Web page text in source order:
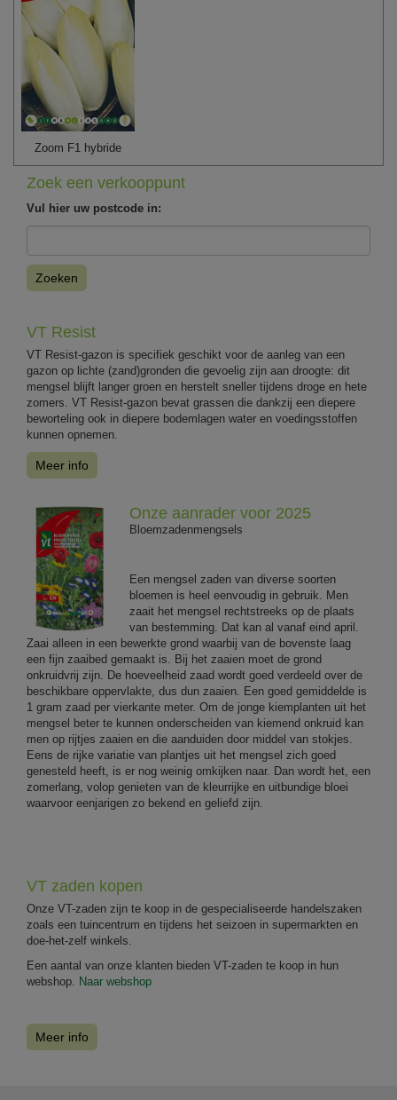
Zoom F1 hybride
Zoek een verkooppunt
Vul hier uw postcode in:
Zoeken
VT Resist
VT Resist-gazon is specifiek geschikt voor de aanleg van een
gazon op lichte (zand)gronden die gevoelig zijn aan droogte: dit
mengsel blijft langer groen en herstelt sneller tijdens droge en hete
zomers. VT Resist-gazon bevat grassen die dankzij een diepere
beworteling ook in diepere bodemlagen water en voedingsstoffen
kunnen opnemen.
Meer info
Onze aanrader voor 2025
Bloemzadenmengsels
Een mengsel zaden van diverse soorten
bloemen is heel eenvoudig in gebruik. Men
zaait het mengsel rechtstreeks op de plaats
van bestemming. Dat kan al vanaf eind april.
Zaai alleen in een bewerkte grond waarbij van de bovenste laag
een fijn zaaibed gemaakt is. Bij het zaaien moet de grond
onkruidvrij zijn. De hoeveelheid zaad wordt goed verdeeld over de
beschikbare oppervlakte, dus dun zaaien. Een goed gemiddelde is
1 gram zaad per vierkante meter. Om de jonge kiemplanten uit het
mengsel beter te kunnen onderscheiden van kiemend onkruid kan
men op rijtjes zaaien en die aanduiden door middel van stokjes.
Eens de rijke variatie van plantjes uit het mengsel zich goed
genesteld heeft, is er nog weinig omkijken naar. Dan wordt het, een
zomerlang, volop genieten van de kleurrijke en uitbundige bloei
waarvoor eenjarigen zo bekend en geliefd zijn.
VT zaden kopen
Onze VT-zaden zijn te koop in de gespecialiseerde handelszaken
zoals een tuincentrum en tijdens het seizoen in supermarkten en
doe-het-zelf winkels.
Een aantal van onze klanten bieden VT-zaden te koop in hun
webshop.
Naar webshop
Meer info